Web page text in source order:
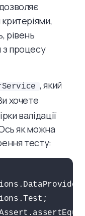
рівень
з процесу
, який
хочете
валідації
як можна
тесту: